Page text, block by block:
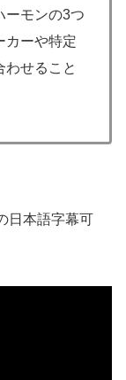
ーモンの3つ
カーや特定
わせること
日本語字幕可